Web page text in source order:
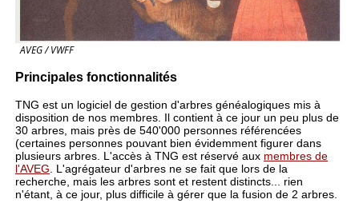
AVEG / VWFF
Principales fonctionnalités
TNG est un logiciel de gestion d'arbres généalogiques mis à
disposition de nos membres. Il contient à ce jour un peu plus de
30 arbres, mais près de 540'000 personnes référencées
(certaines personnes pouvant bien évidemment figurer dans
plusieurs arbres. L'accès à TNG est réservé aux membres de
l'AVEG . L'agrégateur d'arbres ne se fait que lors de la
recherche, mais les arbres sont et restent distincts... rien
n'étant, à ce jour, plus difficile à gérer que la fusion de 2 arbres.